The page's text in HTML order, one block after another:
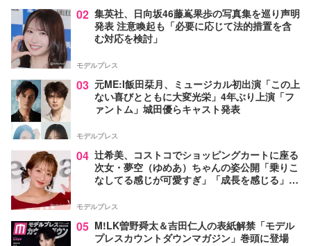
02 集英社、日向坂46藤嶌果歩の写真集を巡り声明
発表 注意喚起も「必要に応じて法的措置を含
む対応を検討」
モデルプレス
03 元ME:I飯田栞月、ミュージカル初出演「この上
ない喜びとともに大変光栄」4年ぶり上演「フ
ァントム」城田優らキャスト発表
モデルプレス
04 辻希美、コストコでショッピングカートに座る
次女・夢空（ゆめあ）ちゃんの姿公開「乗りこ
なしてる感じが可愛すぎ」「成長を感じる」の
モデルプレス
05 M!LK曽野舜太＆吉田仁人の表紙解禁「モデル
プレスカウントダウンマガジン」巻頭に登場